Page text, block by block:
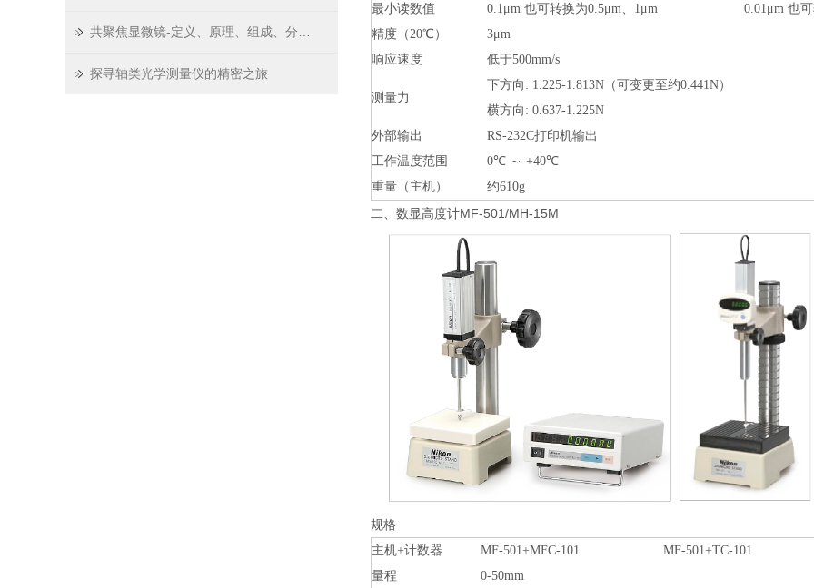
探寻轴类光学测量仪的精密之旅
最小读数值
0.1μm 也可转换为0.5μm、1μm
0.01μm 也
精度（20℃）
3μm
响应速度
低于500mm/s
测量力
下方向: 1.225-1.813N（可变更至约0.441N）
横方向: 0.637-1.225N
外部输出
RS-232C打印机输出
工作温度范围
0℃ ～ +40℃
重量（主机）
约610g
二、数显高度计MF-501/MH-15M
规格
主机+计数器 MF-501+MFC-101 MF-501+TC-101
量程
0-50mm